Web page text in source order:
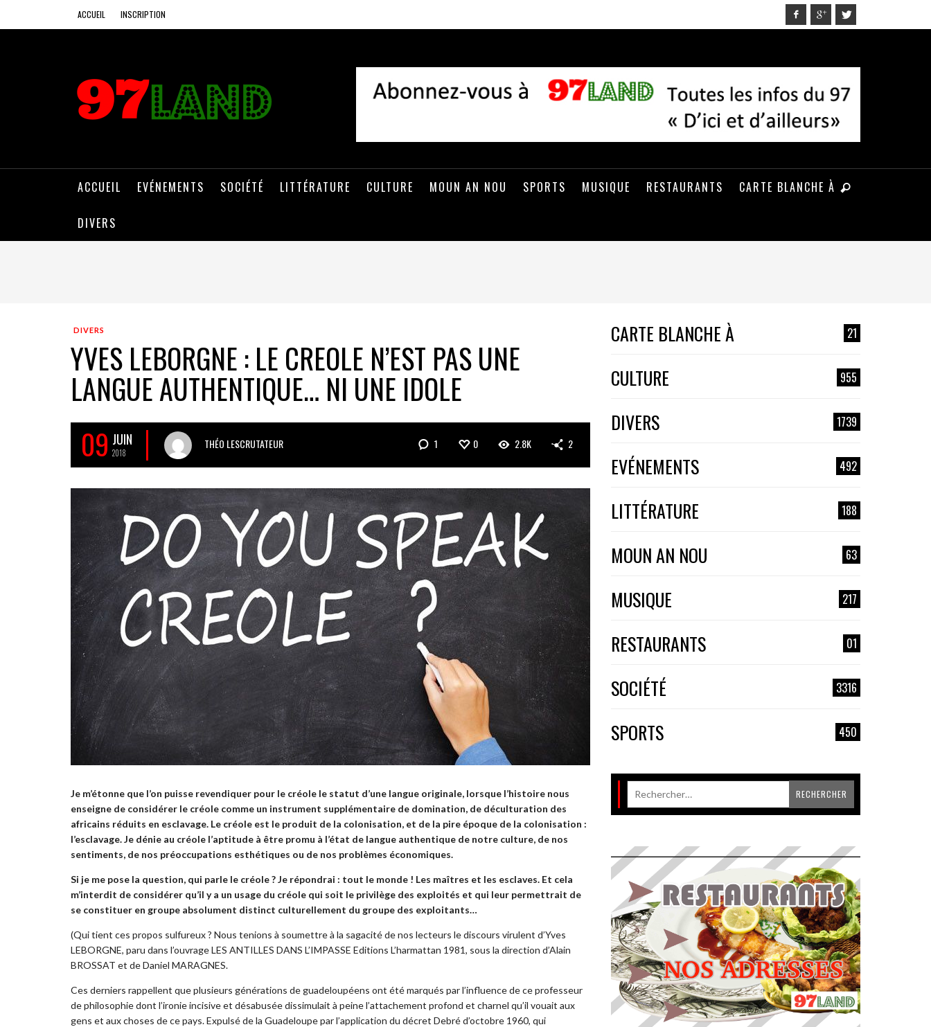
ACCUEIL INSCRIPTION
ACCUEIL EVÉNEMENTS SOCIÉTÉ LITTÉRATURE CULTURE MOUN AN NOU SPORTS MUSIQUE RESTAURANTS CARTE BLANCHE À
DIVERS
DIVERS
YVES LEBORGNE : LE CREOLE N’EST PAS UNE
LANGUE AUTHENTIQUE… NI UNE IDOLE
09 JUIN
2018
THÉO LESCRUTATEUR 1 0 2.8K 2
Je m’étonne que l’on puisse revendiquer pour le créole le statut d’une langue originale, lorsque l’histoire nous
enseigne de considérer le créole comme un instrument supplémentaire de domination, de déculturation des
africains réduits en esclavage. Le créole est le produit de la colonisation, et de la pire époque de la colonisation :
l’esclavage. Je dénie au créole l’aptitude à être promu à l’état de langue authentique de notre culture, de nos
sentiments, de nos préoccupations esthétiques ou de nos problèmes économiques.
Si je me pose la question, qui parle le créole ? Je répondrai : tout le monde ! Les maîtres et les esclaves. Et cela
m’interdit de considérer qu’il y a un usage du créole qui soit le privilège des exploités et qui leur permettrait de
se constituer en groupe absolument distinct culturellement du groupe des exploitants…
(Qui tient ces propos sulfureux ? Nous tenions à soumettre à la sagacité de nos lecteurs le discours virulent d’Yves
LEBORGNE, paru dans l’ouvrage LES ANTILLES DANS L’IMPASSE Editions L’harmattan 1981, sous la direction d’Alain
BROSSAT et de Daniel MARAGNES.
Ces derniers rappellent que plusieurs générations de guadeloupéens ont été marqués par l’influence de ce professeur
de philosophie dont l’ironie incisive et désabusée dissimulait à peine l’attachement profond et charnel qu’il vouait aux
gens et aux choses de ce pays. Expulsé de la Guadeloupe par l’application du décret Debré d’octobre 1960, qui
CARTE BLANCHE À 21
CULTURE 955
DIVERS 1739
EVÉNEMENTS 492
LITTÉRATURE 188
MOUN AN NOU 63
MUSIQUE 217
RESTAURANTS 01
SOCIÉTÉ 3316
SPORTS 450